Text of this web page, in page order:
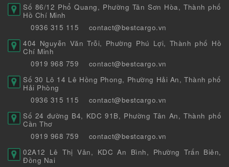
Số 86/12 Phổ Quang, Phường Tân Sơn Hòa, Thành phố
Hồ Chí Minh
0936 315 115
contact@bestcargo.vn
404 Nguyễn Văn Trỗi, Phường Phú Lợi, Thành phố Hồ
Chí Minh
0919 968 759
contact@bestcargo.vn
Số 30 Lô 14 Lê Hồng Phong, Phường Hải An, Thành phố
Hải Phòng
0936 315 115
contact@bestcargo.vn
Số 24 đường B4, KDC 91B, Phường Tân An, Thành phố
Cần Thơ
0919 968 759
contact@bestcargo.vn
02A12 Lê Thị Vân, KDC An Bình, Phường Trấn Biên,
Đồng Nai